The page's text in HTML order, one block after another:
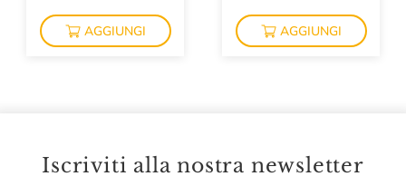
AGGIUNGI AGGIUNGI
Iscriviti alla nostra newsletter